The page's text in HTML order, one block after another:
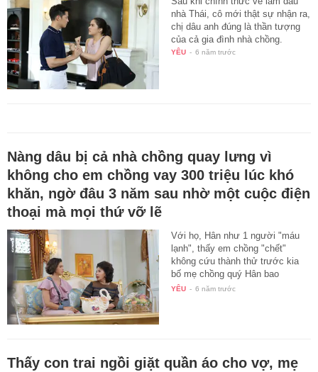
nhà Thái, cô mới thật sự nhận ra,
chị dâu anh đúng là thần tượng
của cả gia đình nhà chồng.
YÊU - 6 năm trước
Nàng dâu bị cả nhà chồng quay lưng vì
không cho em chồng vay 300 triệu lúc khó
khăn, ngờ đâu 3 năm sau nhờ một cuộc điện
thoại mà mọi thứ vỡ lẽ
Với họ, Hân như 1 người "máu
lạnh", thấy em chồng "chết"
không cứu thành thử trước kia
bố mẹ chồng quý Hân bao
nhiêu…
YÊU - 6 năm trước
Thấy con trai ngồi giặt quần áo cho vợ, mẹ